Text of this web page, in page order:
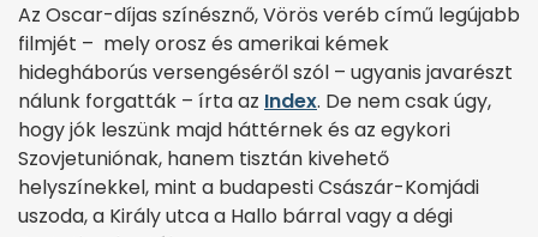
Az Oscar-díjas színésznő, Vörös veréb című legújabb
filmjét – mely orosz és amerikai kémek
hidegháborús versengéséről szól – ugyanis javarészt
nálunk forgatták – írta az Index. De nem csak úgy,
hogy jók leszünk majd háttérnek és az egykori
Szovjetuniónak, hanem tisztán kivehető
helyszínekkel, mint a budapesti Császár-Komjádi
uszoda, a Király utca a Hallo bárral vagy a dégi